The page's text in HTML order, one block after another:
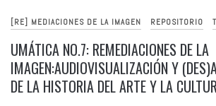
[RE] MEDIACIONES DE LA IMAGEN REPOSITORIO
UMÁTICA NO.7: REMEDIACIONES DE LA
IMAGEN:AUDIOVISUALIZACIÓN Y
DE LA HISTORIA DEL ARTE Y LA